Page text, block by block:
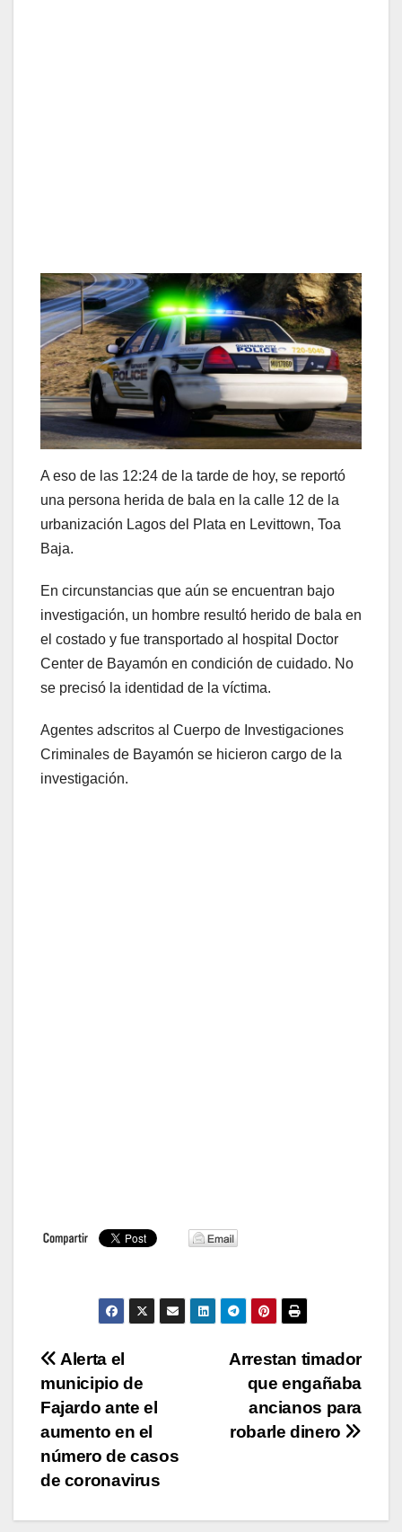
A eso de las 12:24 de la tarde de hoy, se reportó
una persona herida de bala en la calle 12 de la
urbanización Lagos del Plata en Levittown, Toa
Baja.
En circunstancias que aún se encuentran bajo
investigación, un hombre resultó herido de bala en
el costado y fue transportado al hospital Doctor
Center de Bayamón en condición de cuidado. No
se precisó la identidad de la víctima.
Agentes adscritos al Cuerpo de Investigaciones
Criminales de Bayamón se hicieron cargo de la
investigación.
Navegación
de
entradas
Arrestan timador
que engañaba
ancianos para
robarle dinero
Alerta el
municipio de
Fajardo ante el
aumento en el
número de casos
de coronavirus